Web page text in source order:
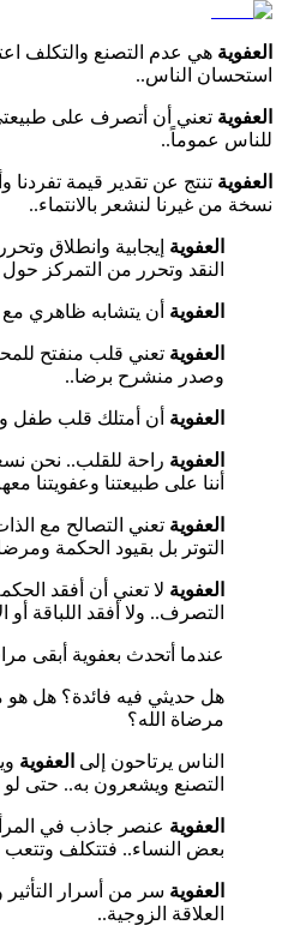
العفوية هي عدم التصنع والتكلف
استحسان الناس..
العفوية تعني أن أتصرف على
للناس عموماً..
العفوية تنتج عن تقدير قيمة تفردنا
نسخة من غيرنا لنشعر بالانتماء..
العفوية إيجابية وانطلاق
النقد وتحرر من التمركز
العفوية أن يتشابه ظاهري
العفوية تعني قلب منفتح
وصدر منشرح برضا..
العفوية أن أمتلك قلب طفل
العفوية راحة للقلب.. نحن
أننا على طبيعتنا وعفويتنا
العفوية تعني التصالح مع
التوتر بل بقيود الحكمة
العفوية لا تعني أن أفقد
التصرف.. ولا أفقد اللباقة أو
عندما أتحدث بعفوية أبقى
هل حديثي فيه فائدة؟ هل هو
مرضاة الله؟
الناس يرتاحون إلى العفوية
التصنع ويشعرون به.. حتى لو
العفوية عنصر جاذب في
بعض النساء.. فتتكلف
العفوية سر من أسرار
العلاقة الزوجية..